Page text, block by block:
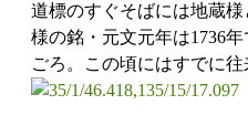
道標のすぐそばには地蔵
様の銘・元文元年は1736
ごろ。この頃にはすでに往